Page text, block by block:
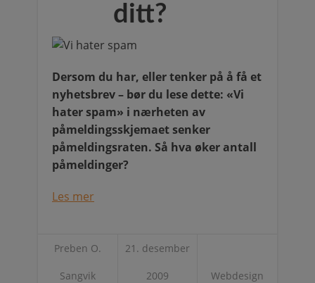
ditt?
Dersom du har, eller tenker på å få et
nyhetsbrev – bør du lese dette: «Vi
hater spam» i nærheten av
påmeldingsskjemaet senker
påmeldingsraten. Så hva øker antall
påmeldinger?
Les mer
Preben O.
Sangvik
21. desember
2009 Webdesign